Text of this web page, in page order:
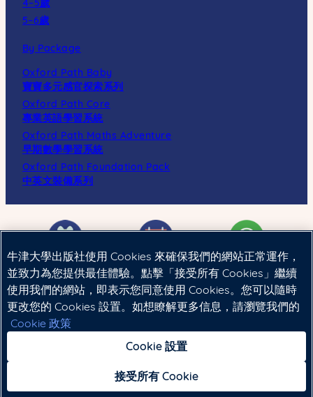
4–5歲
5–6歲
By Package
Oxford Path Baby
寶寶多元感官探索系列
Oxford Path Core
專業英語學習系統
Oxford Path Maths Adventure
早期數學學習系統
Oxford Path Foundation Pack
中英文裝備系列
Cookie政策 法律聲明|私隱政策
Copyright © 2024 Oxford University Press (China) Ltd.
牛津大學出版社使用 Cookies 來確保我們的網站正常運作，
並致力為您提供最佳體驗。點擊「接受所有 Cookies」繼續
使用我們的網站，即表示您同意使用 Cookies。您可以隨時
更改您的 Cookies 設置。如想瞭解更多信息，請瀏覽我們的
Cookie 政策
Cookie 設置
接受所有 Cookie